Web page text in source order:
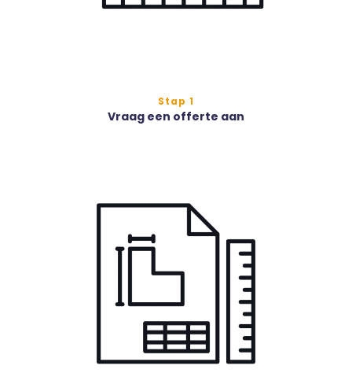
Stap 1
Vraag een offerte aan